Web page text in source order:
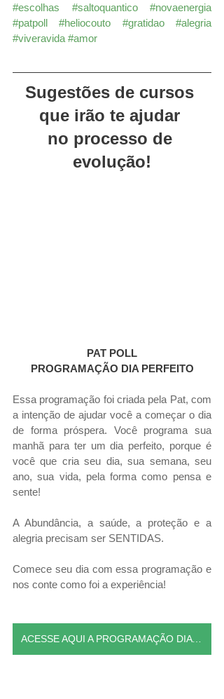
#escolhas
#saltoquantico
#novaenergia
#patpoll
#heliocouto #gratidao
#alegria
#viveravida #amor
Sugestões de cursos
que irão te ajudar
no processo de
evolução!
PAT POLL
PROGRAMAÇÃO DIA PERFEITO
Essa programação foi criada pela Pat, com
a intenção de ajudar você a começar o dia
de forma próspera. Você programa sua
manhã para ter um dia perfeito, porque é
você que cria seu dia, sua semana, seu
ano, sua vida, pela forma como pensa e
sente!
A Abundância, a saúde, a proteção e a
alegria precisam ser SENTIDAS.
Comece seu dia com essa programação e
nos conte como foi a experiência!
ACESSE AQUI A PROGRAMAÇÃO DIA PERFEITO